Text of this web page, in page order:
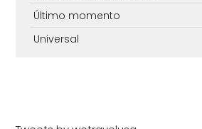
Último momento
Universal